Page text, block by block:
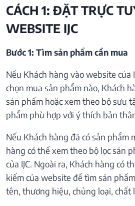
CÁCH 1: ĐẶT TRỰC
WEBSITE IJC
Bước 1: Tìm sản phẩm cần mua
Nếu Khách hàng vào website của
chọn mua sản phẩm nào, Khách
sản phẩm hoặc xem theo bộ sưu
phẩm phù hợp với ý thích bản
Nếu Khách hàng đã có sản phẩm
hàng có thể xem theo bộ lọc sản
của IJC. Ngoài ra, Khách hàng có
kiếm của website để tìm sản
tên, thương hiệu, chủng loại, chất